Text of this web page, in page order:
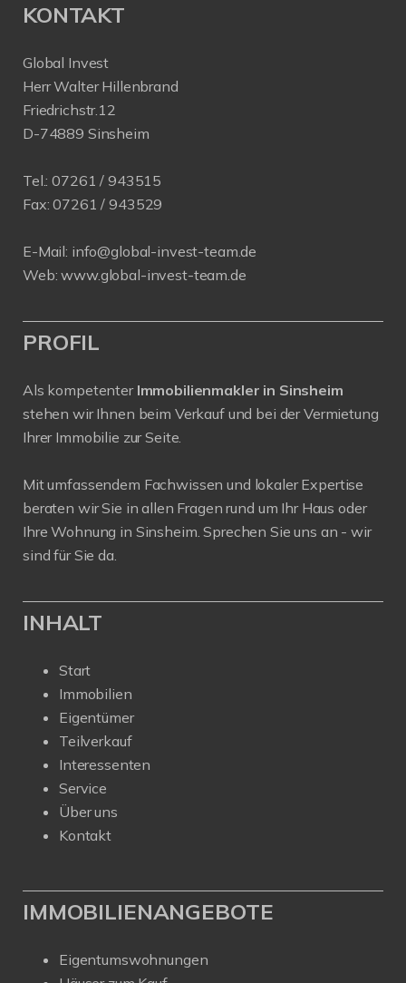
KONTAKT
Global Invest
Herr Walter Hillenbrand
Friedrichstr.12
D-74889 Sinsheim
Tel.:07261 / 943515
Fax: 07261 / 943529
E-Mail: info@global-invest-team.de
Web:www.global-invest-team.de
PROFIL
Als kompetenter Immobilienmakler in Sinsheim
stehen wir Ihnen beim Verkauf und bei der Vermietung
Ihrer Immobilie zur Seite.
Mit umfassendem Fachwissen und lokaler Expertise
beraten wir Sie in allen Fragen rund um Ihr Haus oder
Ihre Wohnung in Sinsheim. Sprechen Sie uns an - wir
sind für Sie da.
INHALT
Start
Immobilien
Eigentümer
Teilverkauf
Interessenten
Service
Über uns
Kontakt
IMMOBILIENANGEBOTE
Eigentumswohnungen